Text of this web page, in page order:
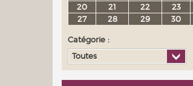
20
21 22 23
27
28 29 30
Catégorie :
Toutes